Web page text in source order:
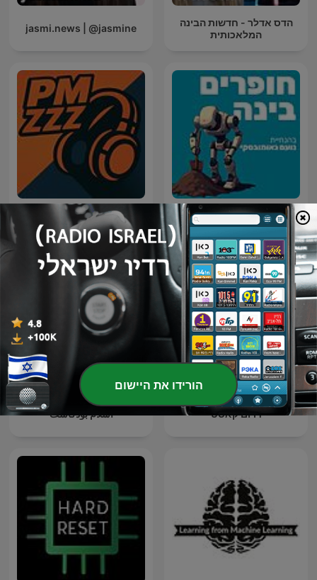
הדס אדלר - חדשות הבינה
המלאכותית
jasmi.news | @jasmine
חופרים בינה PM 09:00 zzz
דרום קאסט اسلام بودكاست
הורידו את היישום